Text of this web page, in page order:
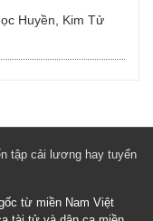
Huyền, Kim Tử
tập cải lương hay tuyển
từ miền Nam Việt